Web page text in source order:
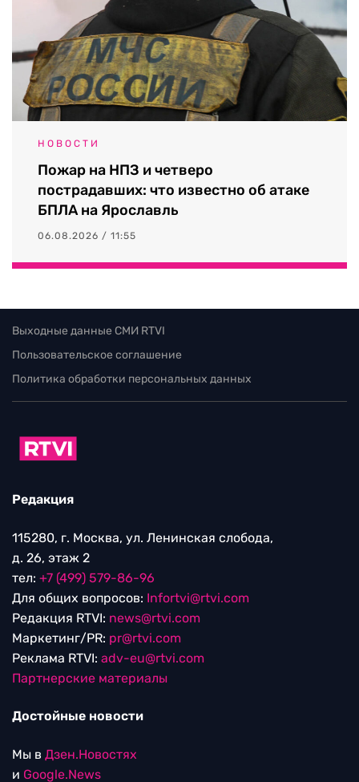
НОВОСТИ
Пожар на НПЗ и четверо
пострадавших: что известно об атаке
БПЛА на Ярославль
06.08.2026 / 11:55
Выходные данные СМИ RTVI
Пользовательское соглашение
Политика обработки персональных данных
Редакция
115280, г. Москва, ул. Ленинская слобода,
д. 26, этаж 2
тел: +7 (499) 579-86-96
Для общих вопросов: Infortvi@rtvi.com
Редакция RTVI: news@rtvi.com
Маркетинг/PR: pr@rtvi.com
Реклама RTVI: adv-eu@rtvi.com
Партнерские материалы
Достойные новости
Мы в Дзен.Новостях
и Google.News